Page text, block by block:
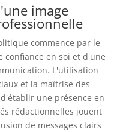
image
commence par le
en soi et d'une
L'utilisation
et la maîtrise des
une présence en
rédactionnelles jouent
de messages clairs